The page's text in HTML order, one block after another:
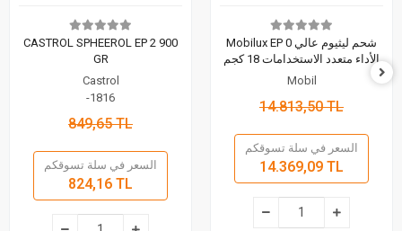
CASTROL SPHEEROL EP 2 900
GR
Castrol
-1816
849,65 TL
السعر في سلة تسوقكم
824,16 TL
Mobilux EP 0 شحم ليثيوم عالي
الأداء متعدد الاستخدامات 18 كجم
Mobil
14.813,50 TL
السعر في سلة تسوقكم
14.369,09 TL